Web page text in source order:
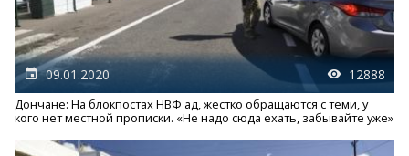
09.01.2020 12888
Дончане: На блокпостах НВФ ад, жестко обращаются с теми, у
кого нет местной прописки. «Не надо сюда ехать, забывайте уже»